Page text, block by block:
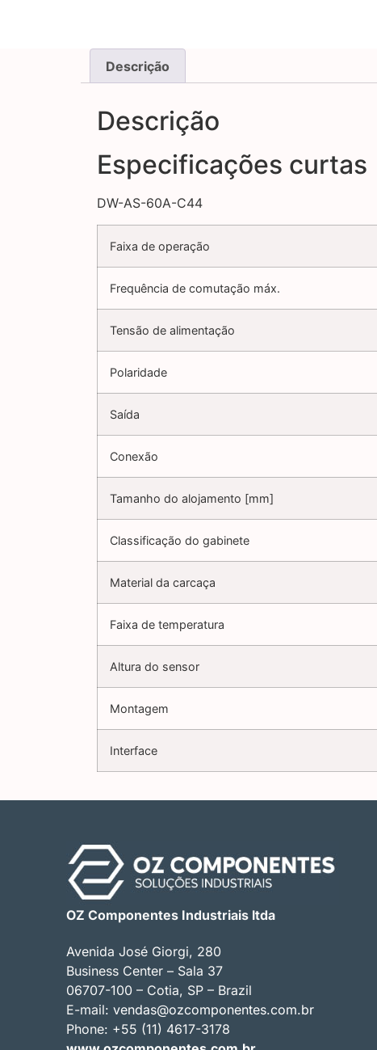
Descrição
Descrição
Especificações curtas
DW-AS-60A-C44
Faixa de operação
Frequência de comutação máx.
Tensão de alimentação
Polaridade
Saída
Conexão
Tamanho do alojamento [mm]
Classificação do gabinete
Material da carcaça
Faixa de temperatura
Altura do sensor
Montagem
Interface
OZ Componentes Industriais ltda
Avenida José Giorgi, 280
Business Center – Sala 37
06707-100 – Cotia, SP – Brazil
E-mail: vendas@ozcomponentes.com.br
Phone: +55 (11) 4617-3178